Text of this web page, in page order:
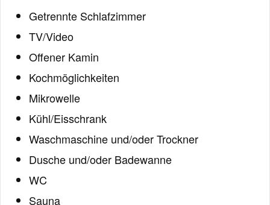
Getrennte Schlafzimmer
TV/Video
Offener Kamin
Kochmöglichkeiten
Mikrowelle
Kühl/Eisschrank
Waschmaschine und/oder Trockner
Dusche und/oder Badewanne
WC
Sauna